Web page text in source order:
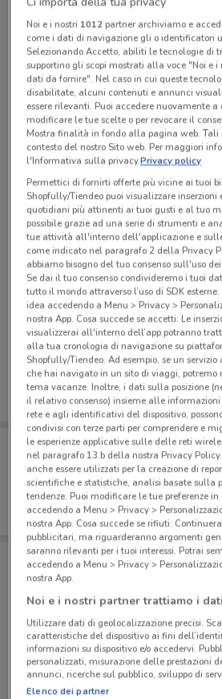
Lunedì n.d.
Martedì n.d.
Mercoledì n.d.
Giovedì n.d.
Venerdì n.d.
Sabato n.d.
Domenica n.d.
Tutte le promozioni di questo
Ci dispiace, al momento non
volantini nella tua zona.
Porta DoveConviene sempre
Puoi trovare le migliori
salvarle e creare la tua lista
dal tuo cellulare.
Negozi Gruppo Bancario
Noi e i nostri 1012partner archiviamo e
come i dati di navigazione gli o identificatori
Selezionando Accetto, abiliti le tecnologie di
supportino gli scopi mostrati alla voce "Noi e
dati da fornire". Nel caso in cui queste
disabilitate, alcuni contenuti e annunci
essere rilevanti. Puoi accedere nuovamente a
modificare le tue scelte o per revocare il
Mostra finalità in fondo alla pagina web. Tali
contesto del nostro Sito web. Per maggiori
l'Informativa sulla privacy.Privacy policy
Permettici di fornirti offerte più vicine ai tuoi
Shopfully/Tiendeo puoi visualizzare inserzioni
quotidiani più attinenti ai tuoi gusti e al tuo
possibile grazie ad una serie di strumenti e
tue attività all'interno dell'applicazione e
come indicato nel paragrafo 2 della Privacy
abbiamo bisogno del tuo consenso sull'uso
Se dai il tuo consenso condivideremo i tuoi
tutto il mondo attraverso l’uso di SDK
idea accedendo a Menu > Privacy >
nostra App. Cosa succede se accetti: Le
visualizzerai all'interno dell’app potranno
alla tua cronologia di navigazione su
Shopfully/Tiendeo. Ad esempio, se un
che hai navigato in un sito di viaggi, potremo
tema vacanze. Inoltre, i dati sulla posizione
il relativo consenso) insieme alle
rete e agli identificativi del dispositivo,
condivisi con terze parti per comprendere e
le esperienze applicative sulle delle reti
nel paragrafo 13.b della nostra Privacy
anche essere utilizzati per la creazione di
scientifiche e statistiche, analisi basate sulla
tendenze. Puoi modificare le tue preferenze
accedendo a Menu > Privacy >
nostra App. Cosa succede se rifiuti:
pubblicitari, ma riguarderanno argomenti
saranno rilevanti per i tuoi interessi. Potrai
accedendo a Menu > Privacy >
nostra App.
Noi e i nostri partner trattiamo i
Utilizzare dati di geolocalizzazione precisi.
caratteristiche del dispositivo ai fini
informazioni su dispositivo e/o accedervi.
personalizzati, misurazione delle prestazioni
annunci, ricerche sul pubblico, sviluppo di
Elenco dei partner